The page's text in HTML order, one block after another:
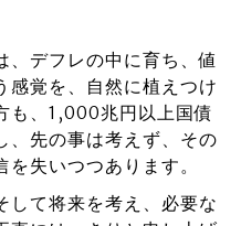
、デフレの中に育ち、値
感覚を、自然に植えつけ
も、1,000兆円以上国債
、先の事は考えず、その
失いつつあります。
して将来を考え、必要な